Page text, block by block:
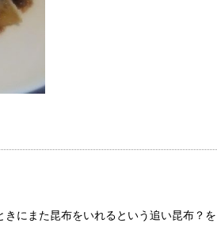
にまた昆布をいれるという追い昆布？